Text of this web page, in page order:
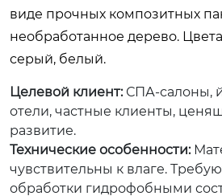
виде прочных композитных
необработанное дерево.
серый, белый.
Целевой клиент:СПА-салоны,
отели, частные клиенты,
развитие.
Технические особенности:
чувствительны к влаге.
обработки гидрофобными